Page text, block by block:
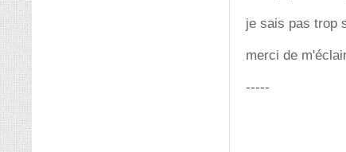
je sais pas trop
merci de
-----